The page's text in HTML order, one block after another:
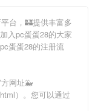
台，🏰提供丰富多
入pc蛋蛋28的大家
pc蛋蛋28的注册流
网址🐳
）。您可以通过